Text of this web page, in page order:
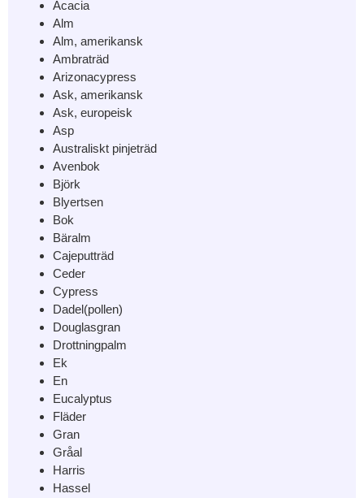
Acacia
Alm
Alm, amerikansk
Ambraträd
Arizonacypress
Ask, amerikansk
Ask, europeisk
Asp
Australiskt pinjeträd
Avenbok
Björk
Blyertsen
Bok
Bäralm
Cajeputträd
Ceder
Cypress
Dadel(pollen)
Douglasgran
Drottningpalm
Ek
En
Eucalyptus
Fläder
Gran
Gråal
Harris
Hassel